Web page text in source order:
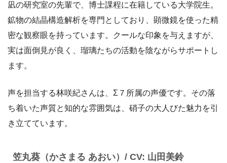
凪の研究室の先輩で、博士課程に在籍している大学院生。
鉱物の結晶構造解析を専門としており、顕微鏡を使った精
密な観察眼を持っています。クールな印象を与えますが、
実は面倒見が良く、瑠璃たちの活動を陰ながらサポートし
ます。
声を担当する林咲紀さんは、Σ７所属の声優です。その落
ち着いた声質と知的な雰囲気は、硝子の大人びた魅力を引
き立てています。
笠丸葵（かさまる あおい）/ CV: 山田美鈴